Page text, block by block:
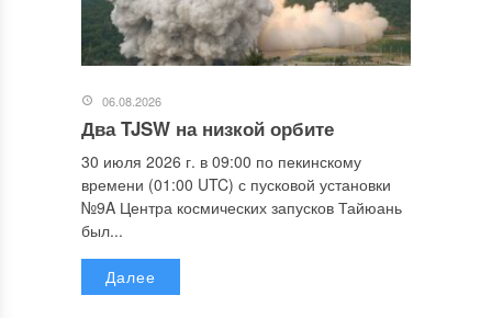
06.08.2026
Два TJSW на низкой орбите
30 июля 2026 г. в 09:00 по пекинскому
времени (01:00 UTC) с пусковой установки
№9A Центра космических запусков Тайюань
был...
Далее